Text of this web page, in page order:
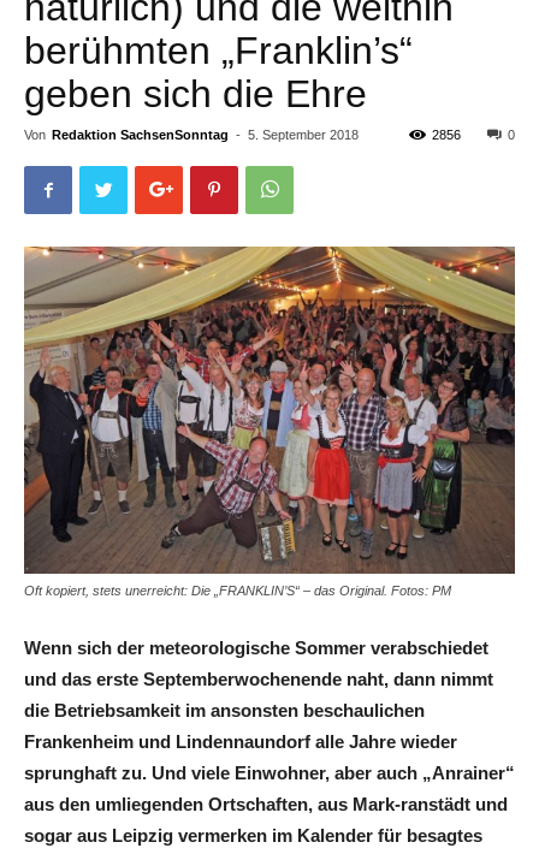
berühmten „Franklin’s“
geben sich die Ehre
Von Redaktion SachsenSonntag - 5. September 2018 0
2856
Oft kopiert, stets unerreicht: Die „FRANKLIN’S“ – das Original. Fotos: PM
Wenn sich der meteorologische Sommer verabschiedet
und das erste Septemberwochenende naht, dann nimmt
die Betriebsamkeit im ansonsten beschaulichen
Frankenheim und Lindennaundorf alle Jahre wieder
sprunghaft zu. Und viele Einwohner, aber auch „Anrainer“
aus den umliegenden Ortschaften, aus Mark-ranstädt und
sogar aus Leipzig vermerken im Kalender für besagtes